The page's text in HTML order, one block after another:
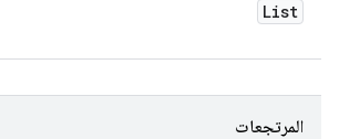
List
المرتجعات